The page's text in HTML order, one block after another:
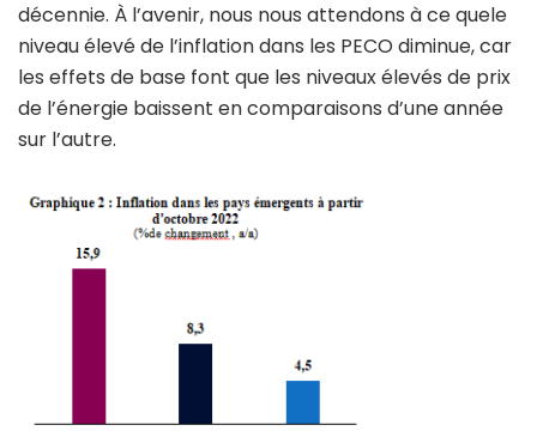
décennie. À l’avenir, nous nous attendons à ce quele
niveau élevé de l’inflation dans les PECO diminue, car
les effets de base font que les niveaux élevés de prix
de l’énergie baissent en comparaisons d’une année
sur l’autre.